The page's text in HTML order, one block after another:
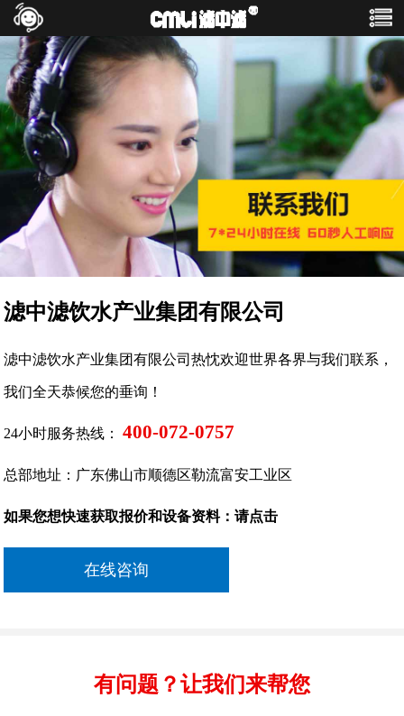
滤中滤饮水产业集团有限公司
滤中滤饮水产业集团有限公司热忱欢迎世界各界与我们联系，
我们全天恭候您的垂询！
24小时服务热线：400-072-0757
总部地址：广东佛山市顺德区勒流富安工业区
如果您想快速获取报价和设备资料：请点击
在线咨询
有问题？让我们来帮您